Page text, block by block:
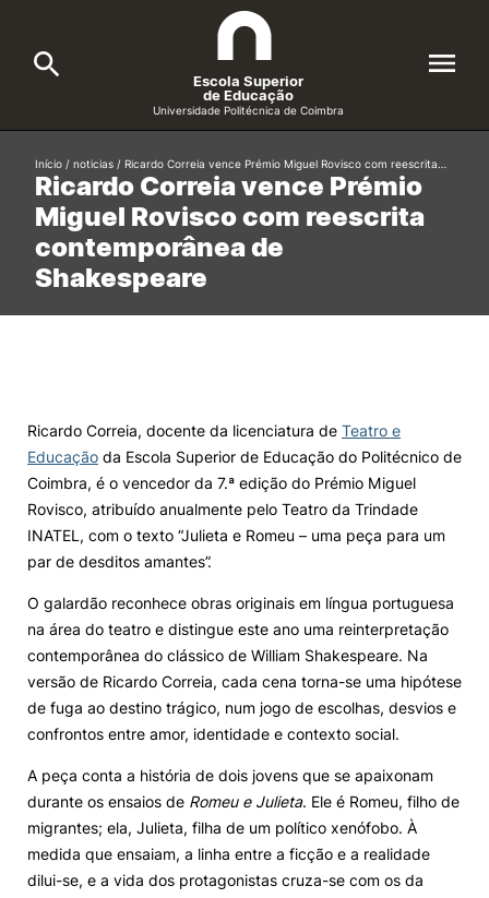
A ESEC
Cursos
Candidatos
Alunos
Knowledge Factory
Candidaturas
Elogio / Sugestão / Reclamação Contactos Denúncias
Escola Superior
de Educação
Universidade Politécnica de Coimbra
Search
Formative Offer
Ricardo Correia vence Prémio
Miguel Rovisco com reescrita
contemporânea de
Shakespeare
Início / noticias / Ricardo Correia vence Prémio Miguel Rovisco com reescrita…
Ricardo Correia, docente da licenciatura de Teatro e
Educação da Escola Superior de Educação do Politécnico de
Coimbra, é o vencedor da 7.ª edição do Prémio Miguel
Rovisco, atribuído anualmente pelo Teatro da Trindade
INATEL, com o texto “Julieta e Romeu – uma peça para um
par de desditos amantes”.
O galardão reconhece obras originais em língua portuguesa
na área do teatro e distingue este ano uma reinterpretação
contemporânea do clássico de William Shakespeare. Na
versão de Ricardo Correia, cada cena torna-se uma hipótese
de fuga ao destino trágico, num jogo de escolhas, desvios e
confrontos entre amor, identidade e contexto social.
A peça conta a história de dois jovens que se apaixonam
durante os ensaios de Romeu e Julieta. Ele é Romeu, filho de
migrantes; ela, Julieta, filha de um político xenófobo. À
medida que ensaiam, a linha entre a ficção e a realidade
dilui-se, e a vida dos protagonistas cruza-se com os da